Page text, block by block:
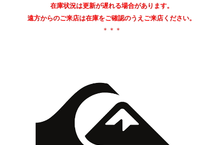
在庫状況は更新が遅れる場合があります。
遠方からのご来店は在庫をご確認のうえご来店ください。
＊＊＊